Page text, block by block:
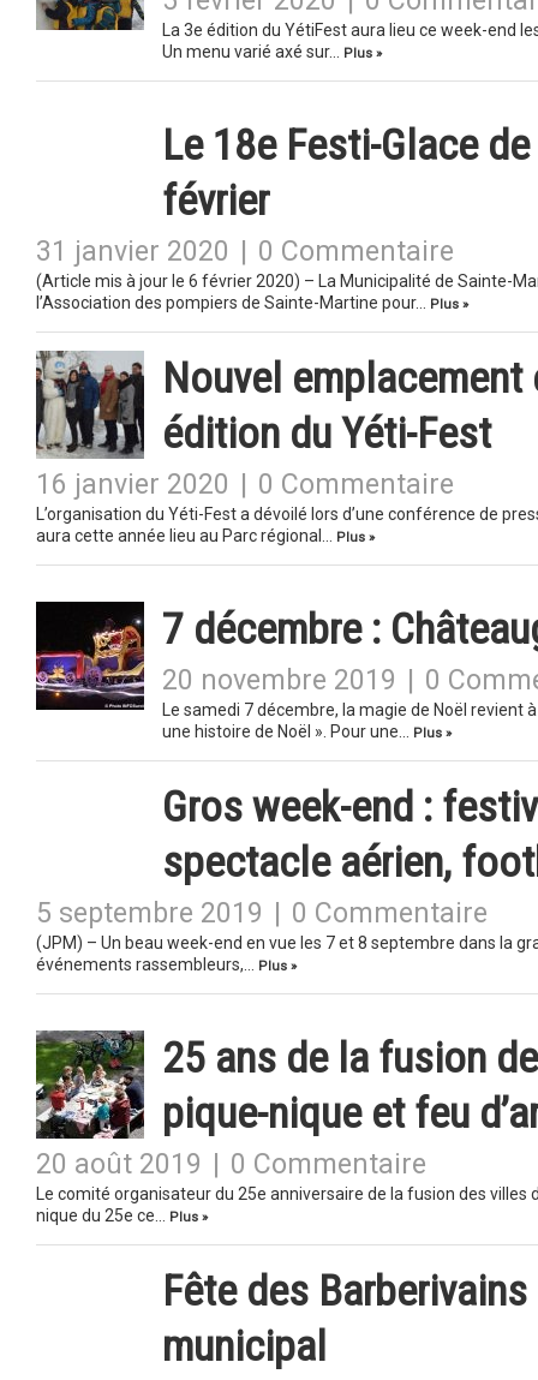
La 3e édition du YétiFest aura lieu ce week-end
Un menu varié axé sur…
Plus »
Le 18e Festi-Glace
février
31 janvier 2020 0 Commentaire
(Article mis à jour le 6 février 2020) – La Municipalité de Sainte-
l’Association des pompiers de Sainte-Martine pour…
Plus »
Nouvel
édition du Yéti-Fest
16 janvier 2020 0 Commentaire
L’organisation du Yéti-Fest a dévoilé lors d’une conférence de
aura cette année lieu au Parc régional…
Plus »
7 décembre :
20 novembre 2019 0
Le samedi 7 décembre, la magie de Noël revient
une histoire de Noël ». Pour une…
Plus »
Gros week-end :
spectacle aérien,
5 septembre 2019 0 Commentaire
(JPM) – Un beau week-end en vue les 7 et 8 septembre dans la
événements rassembleurs,…
Plus »
25 ans de la fusion
pique-nique et feu
20 août 2019 0 Commentaire
Le comité organisateur du 25e anniversaire de la fusion des
nique du 25e ce…
Plus »
Fête des
municipal